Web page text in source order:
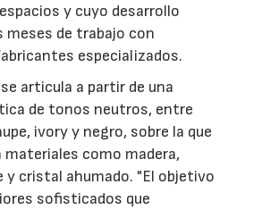
y cuyo desarrollo
meses de trabajo con
especializados.
articula a partir de una
de tonos neutros, entre
ivory y negro, sobre la que
materiales como madera,
y cristal ahumado. "El objetivo
sofisticados que